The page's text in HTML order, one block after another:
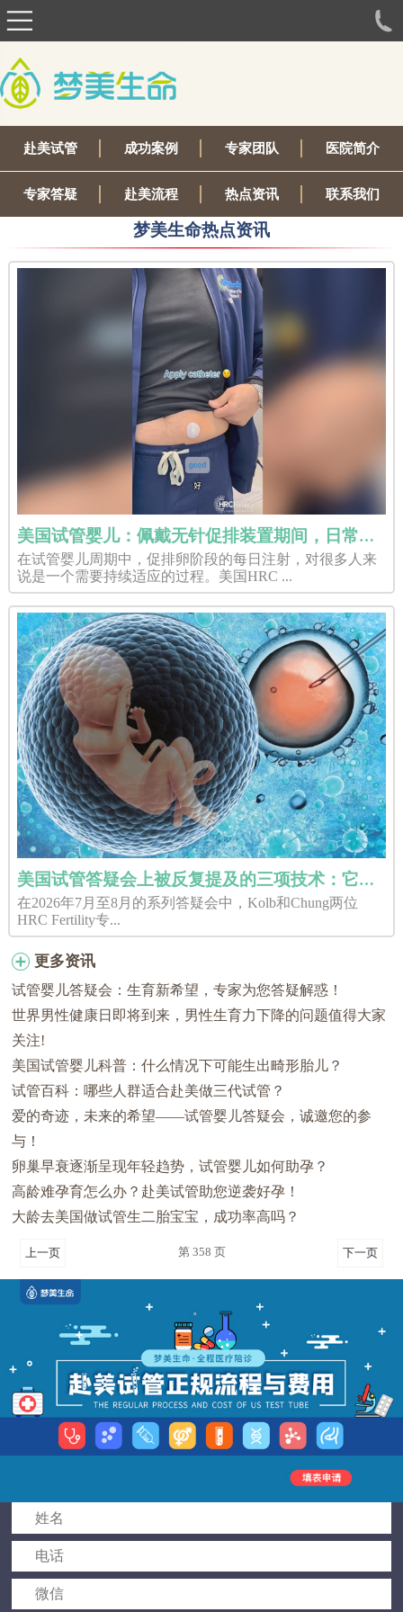
赴美试管 成功案例 专家团队 医院简介
专家答疑 赴美流程 热点资讯 联系我们
梦美生命热点资讯
美国试管婴儿：佩戴无针促排装置期间，日常生活会受影响吗？
在试管婴儿周期中，促排卵阶段的每日注射，对很多人来
说是一个需要持续适应的过程。美国HRC ...
美国试管答疑会上被反复提及的三项技术：它们分别解决了什么问题？
在2026年7月至8月的系列答疑会中，Kolb和Chung两位
HRC Fertility专...
更多资讯
试管婴儿答疑会：生育新希望，专家为您答疑解惑！
世界男性健康日即将到来，男性生育力下降的问题值得大家
关注!
美国试管婴儿科普：什么情况下可能生出畸形胎儿？
试管百科：哪些人群适合赴美做三代试管？
爱的奇迹，未来的希望——试管婴儿答疑会，诚邀您的参
与！
卵巢早衰逐渐呈现年轻趋势，试管婴儿如何助孕？
高龄难孕育怎么办？赴美试管助您逆袭好孕！
大龄去美国做试管生二胎宝宝，成功率高吗？
上一页 第 358 页 下一页